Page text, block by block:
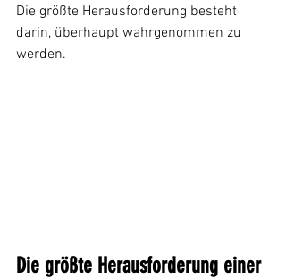
Die größte Herausforderung besteht
darin, überhaupt wahrgenommen zu
werden.
Die größte Herausforderung einer